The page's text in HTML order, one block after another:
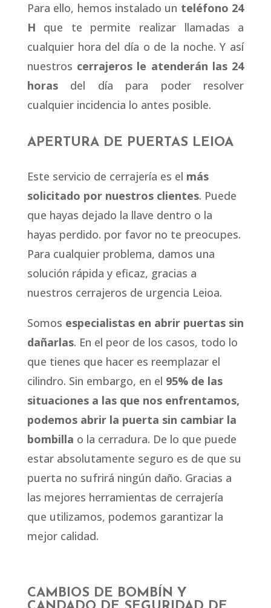
Para ello, hemos instalado un teléfono 24
H que te permite realizar llamadas a
cualquier hora del día o de la noche. Y así
nuestros cerrajeros le atenderán las 24
horasdel día para poder resolver
cualquier incidencia lo antes posible.
APERTURA DE PUERTAS LEIOA
Este servicio de cerrajería es el más
solicitado por nuestros clientes. Puede
que hayas dejado la llave dentro o la
hayas perdido. por favor no te preocupes.
Para cualquier problema, damos una
solución rápida y eficaz, gracias a
nuestros cerrajeros de urgencia Leioa.
Somos especialistas en abrir puertas sin
dañarlas. En el peor de los casos, todo lo
que tienes que hacer es reemplazar el
cilindro. Sin embargo, en el 95% de las
situaciones a las que nos enfrentamos,
podemos abrir la puerta sin cambiar la
bombilla o la cerradura. De lo que puede
estar absolutamente seguro es de que su
puerta no sufrirá ningún daño. Gracias a
las mejores herramientas de cerrajería
que utilizamos, podemos garantizar la
mejor calidad.
CAMBIOS DE BOMBÍN Y